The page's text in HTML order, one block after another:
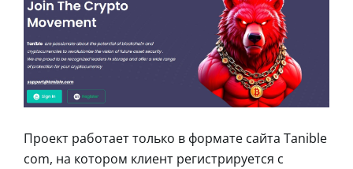
Проект работает только в формате сайта Tanible
com, на котором клиент регистрируется с